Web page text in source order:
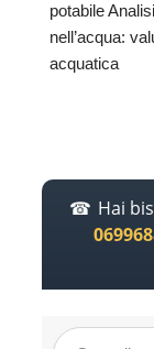
potabile
nell’acqua:
acquatica
Hai